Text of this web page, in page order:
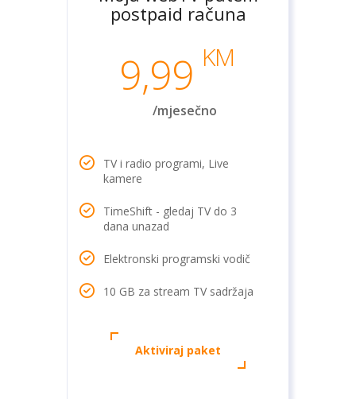
postpaid računa
9,99 KM
/mjesečno
TV i radio programi, Live
kamere
TimeShift - gledaj TV do 3
dana unazad
Elektronski programski vodič
10 GB za stream TV sadržaja
Aktiviraj paket